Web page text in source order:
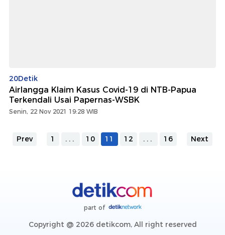
20Detik
Airlangga Klaim Kasus Covid-19 di NTB-Papua
Terkendali Usai Papernas-WSBK
Senin, 22 Nov 2021 19:28 WIB
Prev 1 ... 10 11 12 ... 16 Next
part of
Copyright @ 2026 detikcom, All right reserved